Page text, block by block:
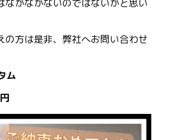
なかなかないのではないかと思い
の方は是非、弊社へお問い合わせ
ム